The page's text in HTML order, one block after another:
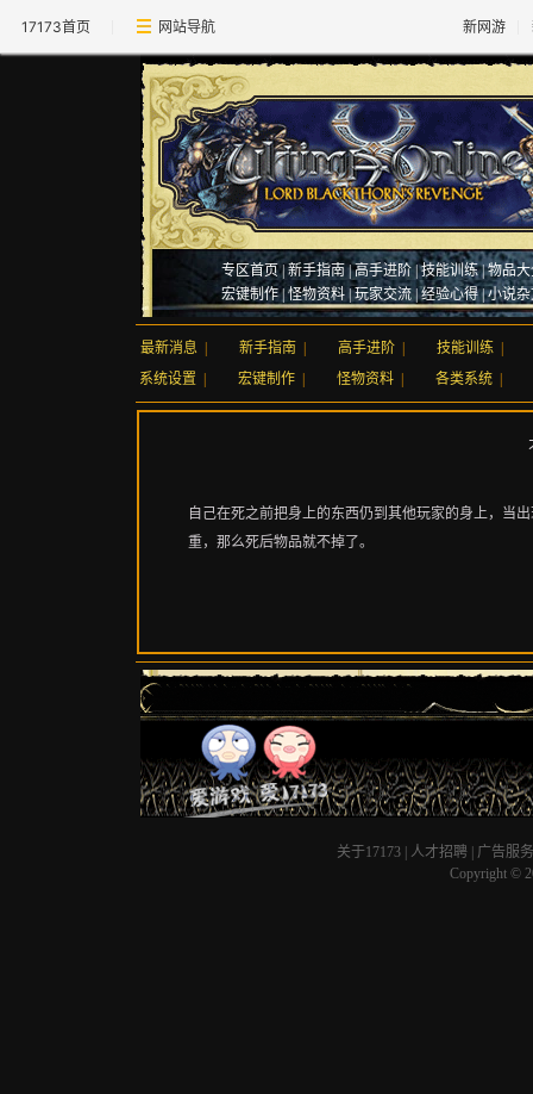
17173首页 网站导航 新网游
专区首页|新手指南 |高手进阶 |技能训练|物品
宏键制作| 怪物资料 |玩家交流 |经验心得|小说
最新消息 新手指南 高手进阶 技能训练
系统设置
宏键制作 怪物资料 各类系统
自己在死之前把身上的东西仍到其他玩家的身上，当
重，那么死后物品就不掉了。
关于17173 人才招聘
广告服务
Copyright ©